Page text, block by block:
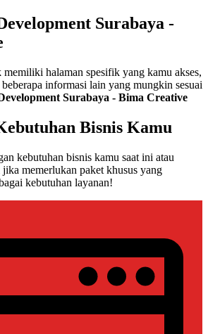
Surabaya -
halaman spesifik yang kamu akses,
informasi lain yang mungkin sesuai
Surabaya - Bima Creative
Bisnis Kamu
kebutuhan bisnis kamu saat ini atau
memerlukan paket khusus yang
kebutuhan layanan!